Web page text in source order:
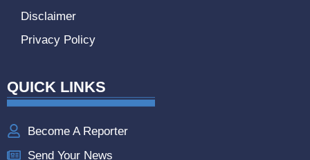
Disclaimer
Privacy Policy
QUICK LINKS
Become A Reporter
Send Your News